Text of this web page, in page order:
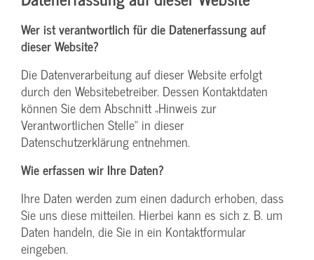
Wer ist verantwortlich für die Datenerfassung auf
dieser Website?
Die Datenverarbeitung auf dieser Website erfolgt
durch den Websitebetreiber. Dessen Kontaktdaten
können Sie dem Abschnitt „Hinweis zur
Verantwortlichen Stelle“ in dieser
Datenschutzerklärung entnehmen.
Wie erfassen wir Ihre Daten?
Ihre Daten werden zum einen dadurch erhoben, dass
Sie uns diese mitteilen. Hierbei kann es sich z. B. um
Daten handeln, die Sie in ein Kontaktformular
eingeben.